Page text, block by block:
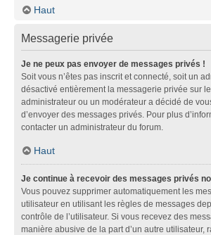
Haut
Messagerie privée
Je ne peux pas envoyer de messages privés !
Soit vous n’êtes pas inscrit et connecté, soit un
désactivé entièrement la messagerie privée sur
administrateur ou un modérateur a décidé de
d’envoyer des messages privés. Pour plus
contacter un administrateur du forum.
Haut
Je continue à recevoir des messages privés
Vous pouvez supprimer automatiquement les
utilisateur en utilisant les règles de messages
contrôle de l’utilisateur. Si vous recevez des
manière abusive de la part d’un autre utilisateur,